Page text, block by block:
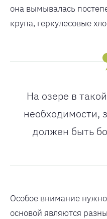
она вымывалась
крупа, геркулесовые
На озере в
необходимости,
должен быть
Особое внимание
основой являются